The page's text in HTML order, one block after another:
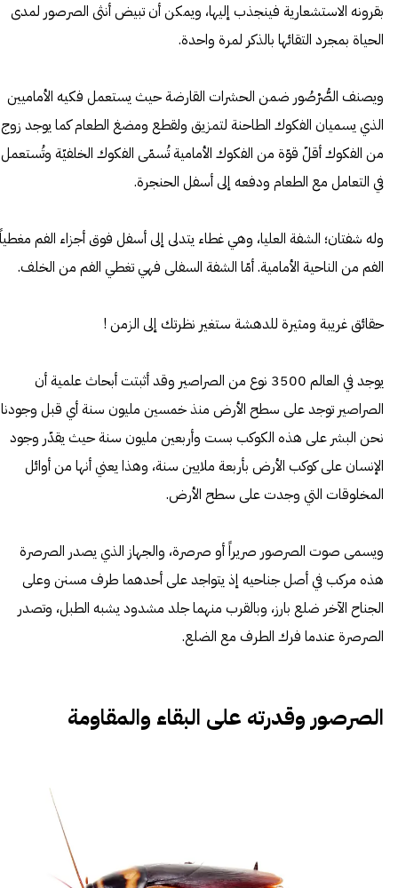
بقرونه الاستشعارية فينجذب إليها، ويمكن أن تبيض أنثى الصرصور لمدى
الحياة بمجرد التقائها بالذكر لمرة واحدة.
ويصنف الصُّرْصُور ضمن الحشرات القارضة حيث يستعمل فكيه الأماميين
الذي يسميان الفكوك الطاحنة لتمزيق ولقطع ومضغ الطعام كما يوجد زوج
من الفكوك أقلّ قوّة من الفكوك الأمامية تُسمّى الفكوك الخلفيّة وتُستعمل
في التعامل مع الطعام ودفعه إلى أسفل الحنجرة.
وله شفتان؛ الشفة العليا، وهي غطاء يتدلى إلى أسفل فوق أجزاء الفم مغطياً
الفم من الناحية الأمامية. أمّا الشفة السفلى فهي تغطي الفم من الخلف.
حقائق غريبة ومثيرة للدهشة ستغير نظرتك إلى الزمن !
يوجد في العالم 3500 نوع من الصراصير وقد أثبتت أبحاث علمية أن
الصراصير توجد على سطح الأرض منذ خمسين مليون سنة أي قبل وجودنا
نحن البشر على هذه الكوكب بست وأربعين مليون سنة حيث يقدّر وجود
الإنسان على كوكب الأرض بأربعة ملايين سنة، وهذا يعني أنها من أوائل
المخلوقات التي وجدت على سطح الأرض.
ويسمى صوت الصرصور صريراً أو صرصرة، والجهاز الذي يصدر الصرصرة
هذه مركب في أصل جناحيه إذ يتواجد على أحدهما طرف مسنن وعلى
الجناح الآخر ضلع بارز، وبالقرب منهما جلد مشدود يشبه الطبل، وتصدر
الصرصرة عندما فرك الطرف مع الضلع.
الصرصور وقدرته على البقاء والمقاومة